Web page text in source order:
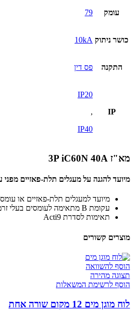
עומק 79
כושר ניתוק 10kA
התקנה פס דין
IP
IP20
,
IP40
מא"ז 3P iC60N 40A
מיועד להגנה על מעגלים תלת-פאזיים מפני
מיועד למעגלים תלת-פאזיים או
עקומת B מתאימה לעומסים בעלי זרמי התנעה נמוכים
תאימות לסדרת Acti9
מוצרים קשורים
הוסף להשוואה
תצוגה מהירה
הוסף לרשימת המשאלות
לוח מוגן מים 12 מקום שורה אחת